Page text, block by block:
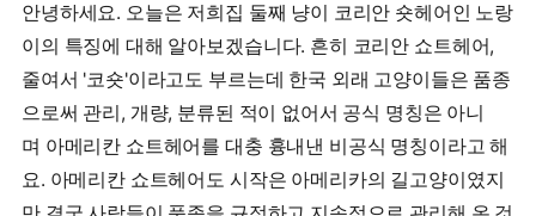
안녕하세요. 오늘은 저희집 둘째 냥이 코리안 숏헤어인 노랑
이의 특징에 대해 알아보겠습니다. 흔히 코리안 쇼트헤어,
줄여서 '코숏'이라고도 부르는데 한국 외래 고양이들은 품종
으로써 관리, 개량, 분류된 적이 없어서 공식 명칭은 아니
며 아메리칸 쇼트헤어를 대충 흉내낸 비공식 명칭이라고 해
요. 아메리칸 쇼트헤어도 시작은 아메리카의 길고양이였지